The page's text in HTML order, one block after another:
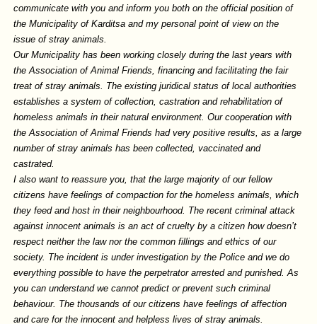
communicate with you and inform you both on the official position of
the Municipality of Karditsa and my personal point of view on the
issue of stray animals.
Our Municipality has been working closely during the last years with
the Association of Animal Friends, financing and facilitating the fair
treat of stray animals. The existing juridical status of local authorities
establishes a system of collection, castration and rehabilitation of
homeless animals in their natural environment. Our cooperation with
the Association of Animal Friends had very positive results, as a large
number of stray animals has been collected, vaccinated and
castrated.
I also want to reassure you, that the large majority of our fellow
citizens have feelings of compaction for the homeless animals, which
they feed and host in their neighbourhood. The recent criminal attack
against innocent animals is an act of cruelty by a citizen how doesn’t
respect neither the law nor the common fillings and ethics of our
society. The incident is under investigation by the Police and we do
everything possible to have the perpetrator arrested and punished. As
you can understand we cannot predict or prevent such criminal
behaviour. The thousands of our citizens have feelings of affection
and care for the innocent and helpless lives of stray animals.